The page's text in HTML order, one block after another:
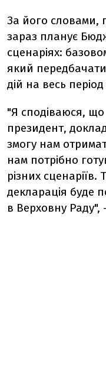
За його словами,
зараз планує
сценаріях:
який
дій на весь
"Я сподіваюся, що
президент,
змогу нам
нам потрібно
різних
декларація буде
в Верховну Раду",